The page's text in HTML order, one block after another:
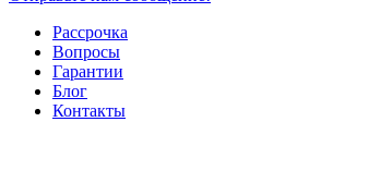
Рассрочка
Вопросы
Гарантии
Блог
Контакты